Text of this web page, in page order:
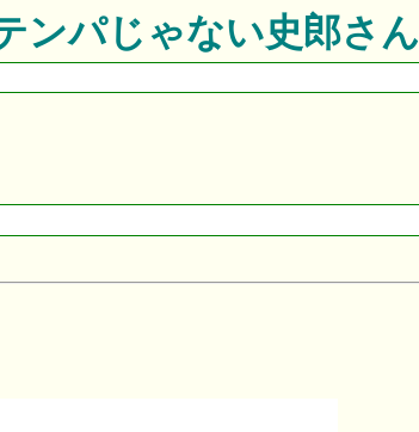
ンパじゃない史郎さん